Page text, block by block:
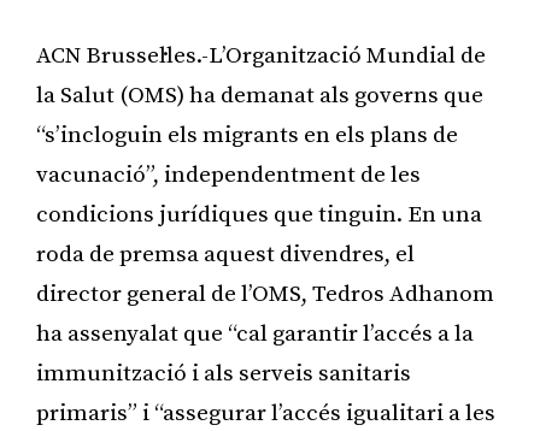
ACN Brussel·les.-L’Organització Mundial de
la Salut (OMS) ha demanat als governs que
“s’incloguin els migrants en els plans de
vacunació”, independentment de les
condicions jurídiques que tinguin. En una
roda de premsa aquest divendres, el
director general de l’OMS, Tedros Adhanom
ha assenyalat que “cal garantir l’accés a la
immunització i als serveis sanitaris
primaris” i “assegurar l’accés igualitari a les